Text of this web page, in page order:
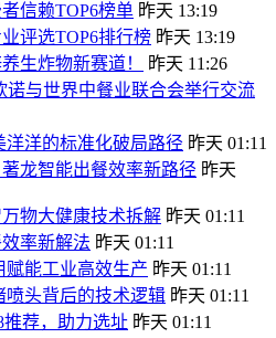
信赖TOP6榜单 昨天 13:19
评选TOP6排行榜 昨天 13:19
生炸物新赛道！
昨天 11:26
诺与世界中餐业联合会举行交流
洋的标准化破局路径 昨天 01:11
龙智能出餐效率新路径 昨天
物大健康技术拆解 昨天 01:11
率新解法 昨天 01:11
能工业高效生产 昨天 01:11
头背后的技术逻辑 昨天 01:11
推荐，助力选址 昨天 01:11